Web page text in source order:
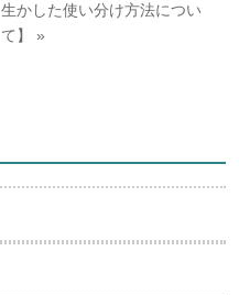
生かした使い分け方法につい
て】
»